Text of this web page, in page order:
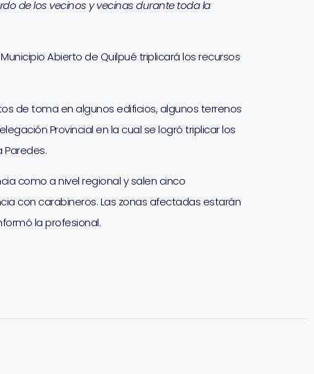
de los vecinos y vecinas durante toda la
Abierto de Quilpué triplicará los recursos
de toma en algunos edificios, algunos terrenos
Provincial en la cual se logró triplicar los
Paredes.
como a nivel regional y salen cinco
con carabineros. Las zonas afectadas estarán
la profesional.